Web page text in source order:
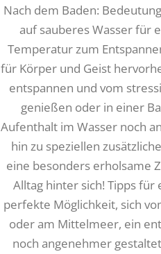
Nach dem Baden:
auf sauberes Wasser für
Temperatur zum
für Körper und Geist
entspannen und vom
genießen oder in einer
Aufenthalt im Wasser noch
hin zu speziellen
eine besonders erholsame
Alltag hinter sich! Tipps
perfekte Möglichkeit, sich
oder am Mittelmeer, ein
noch angenehmer